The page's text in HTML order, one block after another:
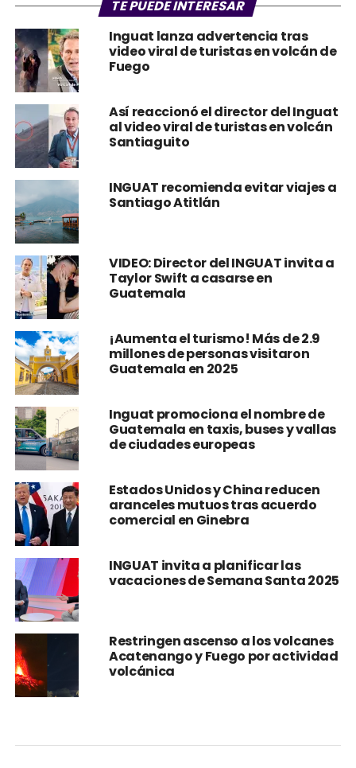
TE PUEDE INTERESAR
Inguat lanza advertencia tras
video viral de turistas en volcán de
Fuego
Así reaccionó el director del Inguat
al video viral de turistas en volcán
Santiaguito
INGUAT recomienda evitar viajes a
Santiago Atitlán
VIDEO: Director del INGUAT invita a
Taylor Swift a casarse en
Guatemala
¡Aumenta el turismo! Más de 2.9
millones de personas visitaron
Guatemala en 2025
Inguat promociona el nombre de
Guatemala en taxis, buses y vallas
de ciudades europeas
Estados Unidos y China reducen
aranceles mutuos tras acuerdo
comercial en Ginebra
INGUAT invita a planificar las
vacaciones de Semana Santa 2025
Restringen ascenso a los volcanes
Acatenango y Fuego por actividad
volcánica